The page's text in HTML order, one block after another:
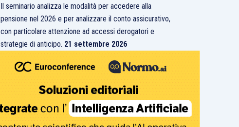
Il seminario analizza le modalità per accedere alla
pensione nel 2026 e per analizzare il conto assicurativo,
con particolare attenzione ad accessi derogatori e
strategie di anticipo. 21 settembre 2026